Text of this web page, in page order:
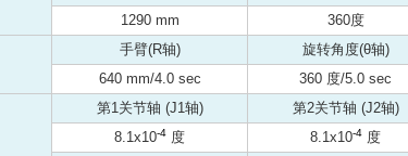
1290 mm
360度
手臂(R轴) 旋转角度(θ轴)
640 mm/4.0 sec
360 度/5.0 sec
第1关节轴 (J1轴) 第2关节轴 (J2轴)
8.1x10-4 度 8.1x10-4 度